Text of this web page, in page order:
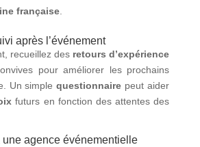
française.
après l’événement
recueillez des retours d’expérience
pour améliorer les prochains
Un simplequestionnaire peut aider
futurs en fonction des attentes des
agence événementielle